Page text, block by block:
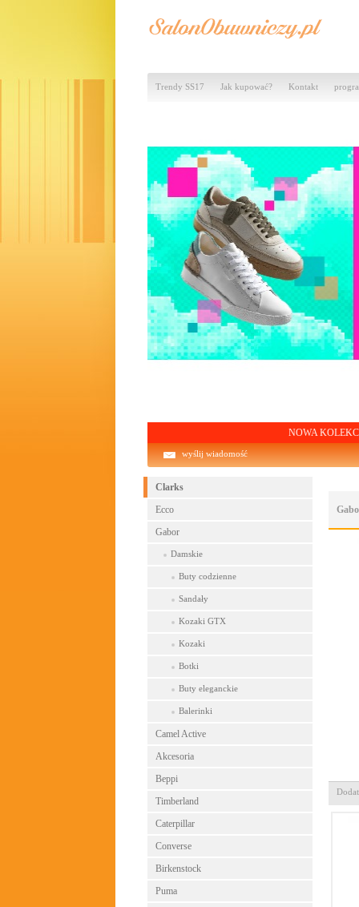
Trendy SS17 Jak kupować? Kontakt
NOWA KOLEKCJA!
wyślij wiadomość
Clarks
Ecco
Gabor
Damskie
Buty codzienne
Sandały
Kozaki GTX
Kozaki
Botki
Buty eleganckie
Balerinki
Camel Active
Akcesoria
Beppi
Timberland
Caterpillar
Converse
Birkenstock
Puma